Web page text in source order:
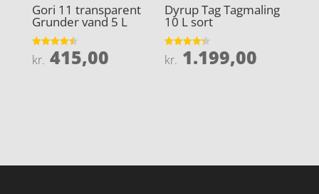
Gori 11 transparent
Grunder vand 5 L
Vurderet
4.5
kr. 415,00
Dyrup Tag Tagmaling
10 L sort
Vurderet
4.3
kr. 1.199,00